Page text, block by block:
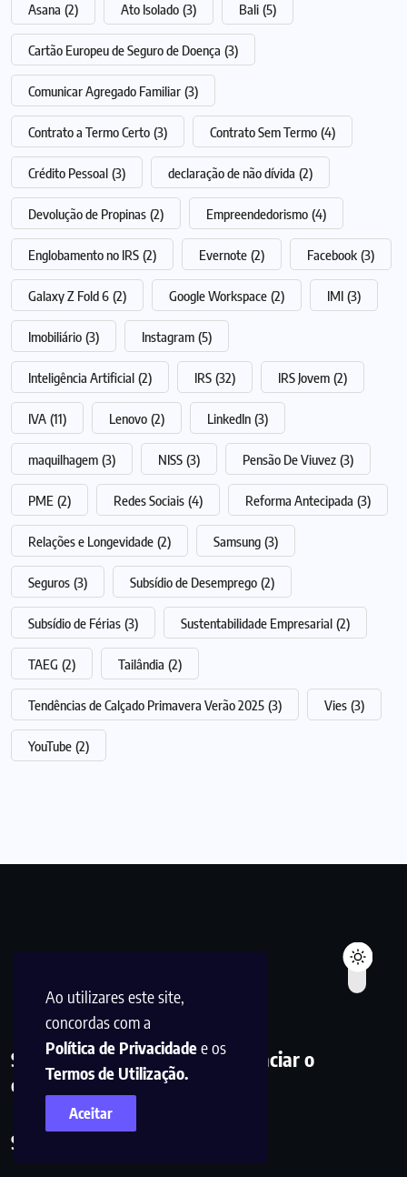
Ao utilizares este site,
concordas com a
Política de Privacidadee os
Termos de Utilização.
Aceitar
Asana (2) Ato Isolado (3) Bali (5)
Cartão Europeu de Seguro de Doença (3)
Comunicar Agregado Familiar (3)
Contrato a Termo Certo (3) Contrato Sem Termo (4)
Crédito Pessoal (3) declaração de não dívida (2)
Devolução de Propinas (2) Empreendedorismo (4)
Englobamento no IRS (2) Evernote (2) Facebook (3)
Galaxy Z Fold 6 (2) Google Workspace (2) IMI (3)
Imobiliário (3) Instagram (5)
Inteligência Artificial (2) IRS (32) IRS Jovem (2)
IVA (11) Lenovo (2) LinkedIn (3)
maquilhagem (3) NISS (3) Pensão De Viuvez (3)
PME (2) Redes Sociais (4) Reforma Antecipada (3)
Relações e Longevidade (2) Samsung (3)
Seguros (3) Subsídio de Desemprego (2)
Subsídio de Férias (3) Sustentabilidade Empresarial (2)
TAEG (2) Tailândia (2)
Tendências de Calçado Primavera Verão 2025 (3) Vies (3)
YouTube (2)
Simplificar a informação. Potenciar o
conhecimento. Inspirar a ação.
Siga-nos